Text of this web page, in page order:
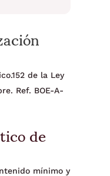
de la Ley
Ref. BOE-A-
de
mínimo y